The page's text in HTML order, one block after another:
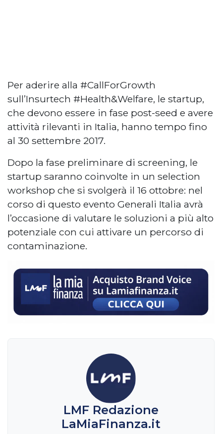
Per aderire alla #CallForGrowth
sull’Insurtech #Health&Welfare, le startup,
che devono essere in fase post-seed e avere
attività rilevanti in Italia, hanno tempo fino
al 30 settembre 2017.
Dopo la fase preliminare di screening, le
startup saranno coinvolte in un selection
workshop che si svolgerà il 16 ottobre: nel
corso di questo evento Generali Italia avrà
l’occasione di valutare le soluzioni a più alto
potenziale con cui attivare un percorso di
contaminazione.
LMF Redazione
LaMiaFinanza.it